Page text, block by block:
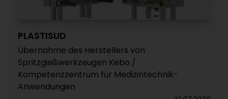
PLASTISUD
Übernahme des Herstellers von
Spritzgießwerkzeugen Kebo /
Kompetenzzentrum für Medizintechnik-
Anwendungen